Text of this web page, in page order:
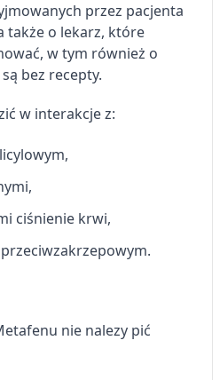
przez pacjenta
także o lekarz, które
w tym również o
bez recepty.
w interakcje z:
ciśnienie krwi,
nie nalezy pić